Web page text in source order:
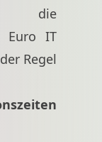
die
Euro IT
Regel